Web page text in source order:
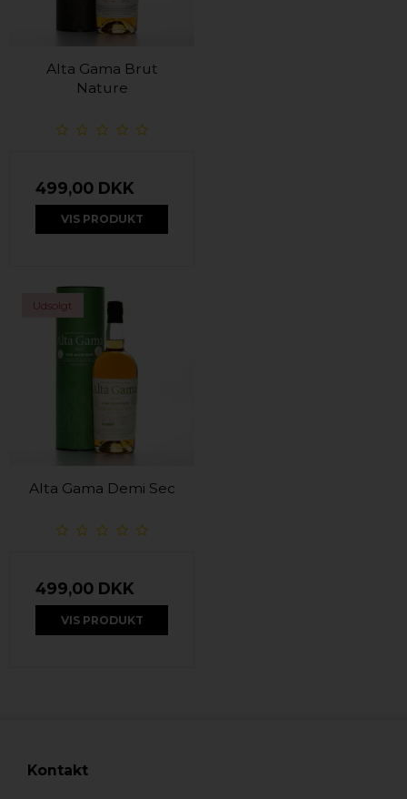
Alta Gama Brut
Nature
499,00 DKK
VIS PRODUKT
Udsolgt
Alta Gama Demi Sec
499,00 DKK
VIS PRODUKT
Kontakt